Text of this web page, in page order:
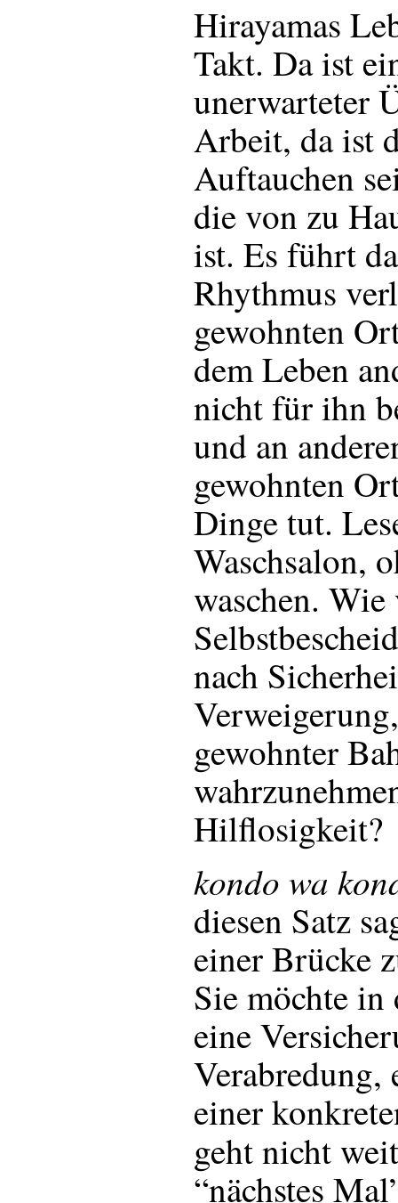
Hirayamas
Takt. Da ist
unerwarteter
Arbeit, da ist
Auftauchen
die von zu
ist. Es führt
Rhythmus
gewohnten
dem Leben
nicht für ihn
und an
gewohnten
Dinge tut.
Waschsalon,
waschen.
nach
gewohnter
Hilflosigkeit?
kondo wa
diesen Satz
einer Brücke
Sie möchte
eine
Verabredung,
einer
geht nicht
“nächstes